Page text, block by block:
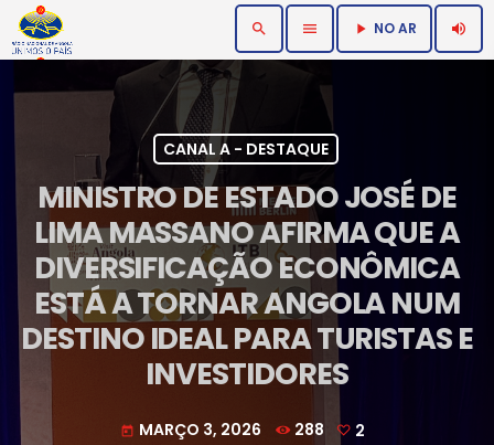
search menu play_arrow NO AR volume_up
CANAL A - DESTAQUE
MINISTRO DE ESTADO JOSÉ DE
LIMA MASSANO AFIRMA QUE A
DIVERSIFICAÇÃO ECONÔMICA
ESTÁ A TORNAR ANGOLA NUM
DESTINO IDEAL PARA TURISTAS E
INVESTIDORES
today MARÇO 3, 2026 288 2